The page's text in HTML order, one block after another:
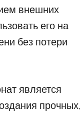
внешних
его на
без потери
является
прочных,